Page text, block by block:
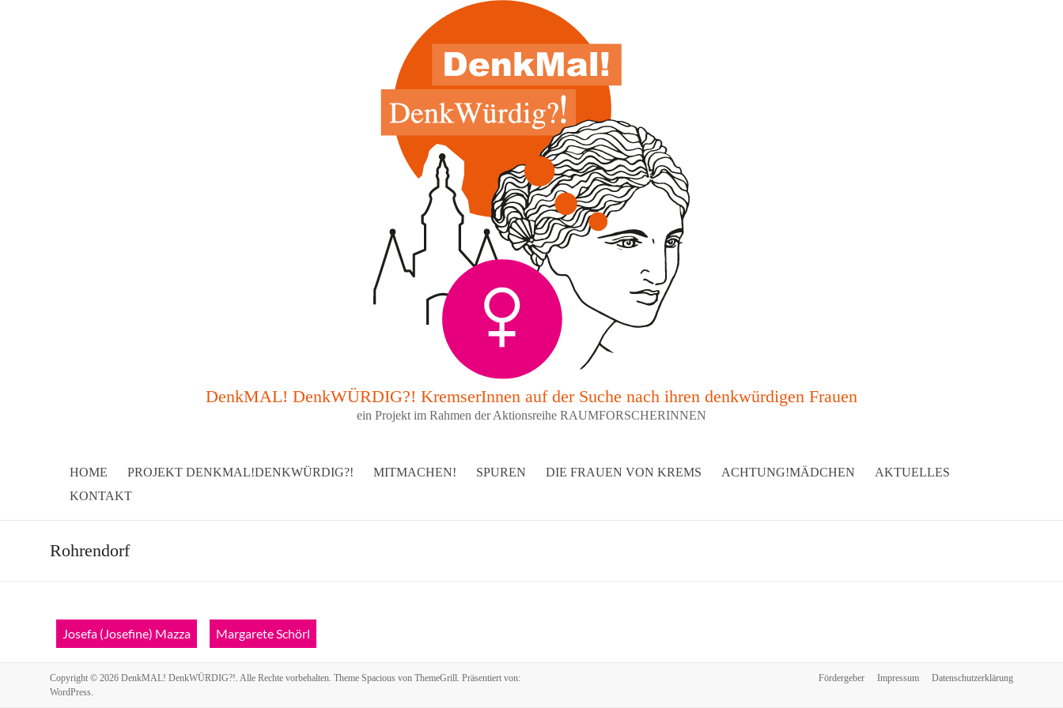
DenkMAL! DenkWÜRDIG?! KremserInnen auf der Suche nach ihren denkwürdigen Frauen
ein Projekt im Rahmen der Aktionsreihe RAUMFORSCHERINNEN
HOME PROJEKT DENKMAL!DENKWÜRDIG?! MITMACHEN! SPUREN DIE FRAUEN VON KREMS ACHTUNG!MÄDCHEN
AKTUELLES
KONTAKT
Rohrendorf
Josefa (Josefine) Mazza Margarete Schörl
Copyright © 2026 DenkMAL! DenkWÜRDIG?!. Alle Rechte vorbehalten. Theme Spacious von ThemeGrill. Präsentiert von:
WordPress.
Fördergeber Impressum Datenschutzerklärung